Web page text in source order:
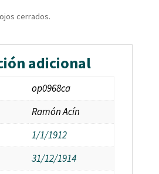
cerrados.
adicional
op0968ca
Ramón Acín
1/1/1912
31/12/1914